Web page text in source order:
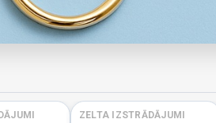
ZELTA IZSTRĀDĀJUMI